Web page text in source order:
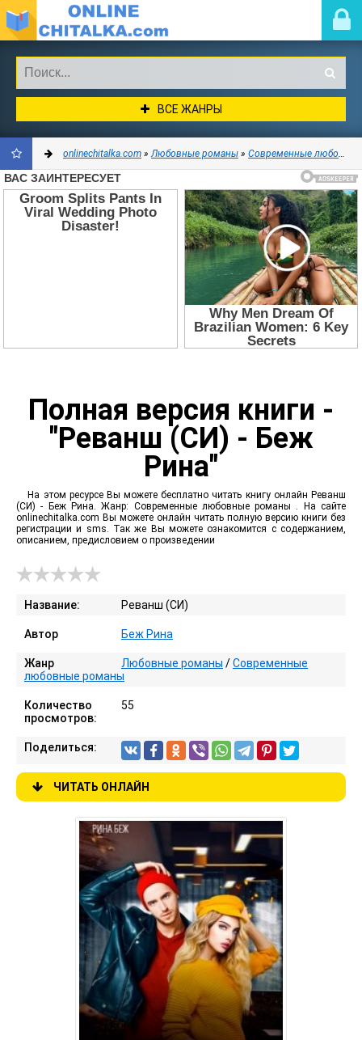
ВСЕ ЖАНРЫ
ДОБАВИТЬ
onlinechitalka.com »Любовные романы » Современные любовные романы
Полная версия книги -
"Реванш (СИ) - Беж
Рина"
На этом ресурсе Вы можете бесплатно читать книгу онлайн Реванш
(СИ) - Беж Рина. Жанр: Современные любовные романы . На сайте
onlinechitalka.com Вы можете онлайн читать полную версию книги без
регистрации и sms. Так же Вы можете ознакомится с содержанием,
описанием, предисловием о произведении
Название: Реванш (СИ)
Автор Беж Рина
Жанр Любовные романы /Современные
любовные романы
Количество
просмотров:
55
Поделиться:
ЧИТАТЬ ОНЛАЙН